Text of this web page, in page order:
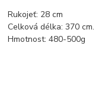
Rukojeť: 28 cm
Celková délka: 370 cm.
Hmotnost: 480-500g